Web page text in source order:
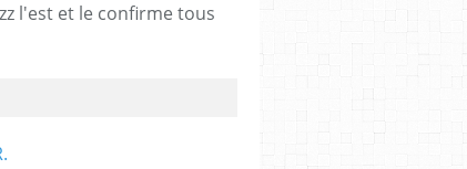
l'est et le confirme tous